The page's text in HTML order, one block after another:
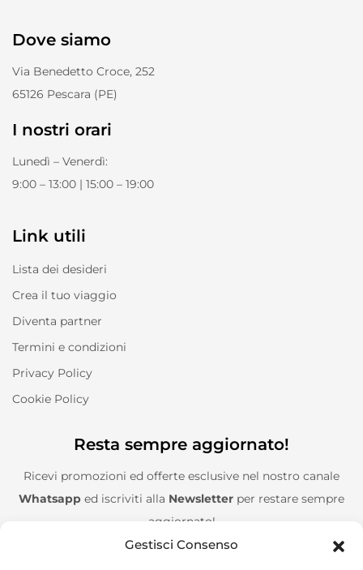
Gestisci Consenso
Dove siamo
Via Benedetto Croce, 252
65126 Pescara (PE)
I nostri orari
Lunedì – Venerdì:
9:00 – 13:00 | 15:00 – 19:00
Link utili
Lista dei desideri
Crea il tuo viaggio
Diventa partner
Termini e condizioni
Privacy Policy
Cookie Policy
Resta sempre aggiornato!
Ricevi promozioni ed offerte esclusive nel nostro canale
Whatsapp ed iscriviti alla Newsletter per restare sempre
aggiornato!